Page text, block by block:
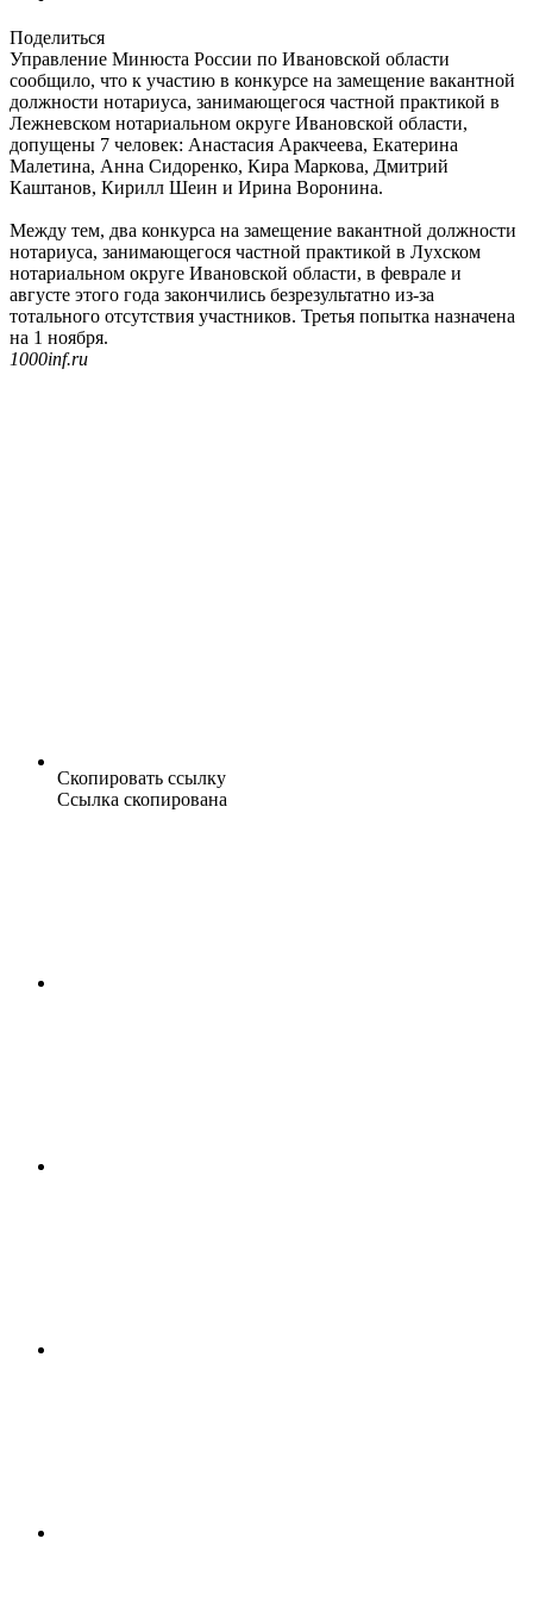
Поделиться
Управление Минюста России по Ивановской области
сообщило, что к участию в конкурсе на замещение вакантной
должности нотариуса, занимающегося частной практикой в
Лежневском нотариальном округе Ивановской области,
допущены 7 человек: Анастасия Аракчеева, Екатерина
Малетина, Анна Сидоренко, Кира Маркова, Дмитрий
Каштанов, Кирилл Шеин и Ирина Воронина.
Между тем, два конкурса на замещение вакантной должности
нотариуса, занимающегося частной практикой в Лухском
нотариальном округе Ивановской области, в феврале и
августе этого года закончились безрезультатно из-за
тотального отсутствия участников. Третья попытка назначена
на 1 ноября.
1000inf.ru
Скопировать ссылку
Ссылка скопирована